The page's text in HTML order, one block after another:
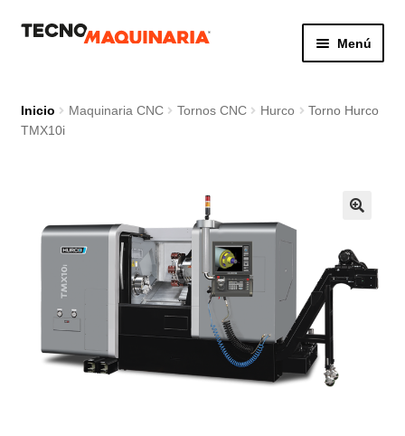
IrIr
Menú
Servicio
Contacto
Inicio Maquinaria CNC Tornos CNC Hurco
Torno Hurco
TMX10i